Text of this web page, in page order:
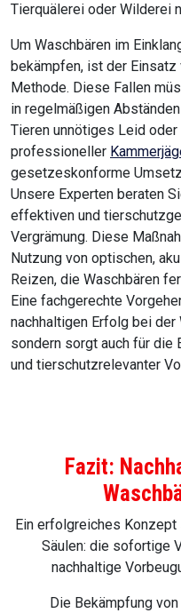
Tierquälerei oder Wilderei
Um Waschbären im
bekämpfen, ist der
Methode. Diese Fallen
in regelmäßigen
Tieren unnötiges Leid
professioneller
gesetzeskonforme
Unsere Experten beraten
effektiven und
Vergrämung. Diese
Nutzung von optischen,
Reizen, die Waschbären
Eine fachgerechte
nachhaltigen Erfolg bei
sondern sorgt auch für die
und tierschutzrelevanter
Fazit:
Ein erfolgreiches
Säulen: die sofortige
nachhaltige
Die Bekämpfung